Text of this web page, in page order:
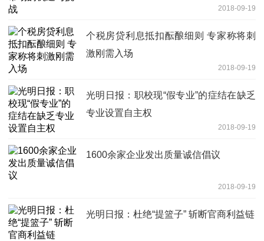
2018-09-19
个税房贷利息抵扣酝酿细则 专家称将刺
激刚需入场
2018-09-19
光明日报：职校现“假专业”的症结在缺乏
专业设置自主权
2018-09-19
1600余家企业发出质量诚信倡议
2018-09-19
光明日报：杜绝“提篮子” 斩断官商利益链